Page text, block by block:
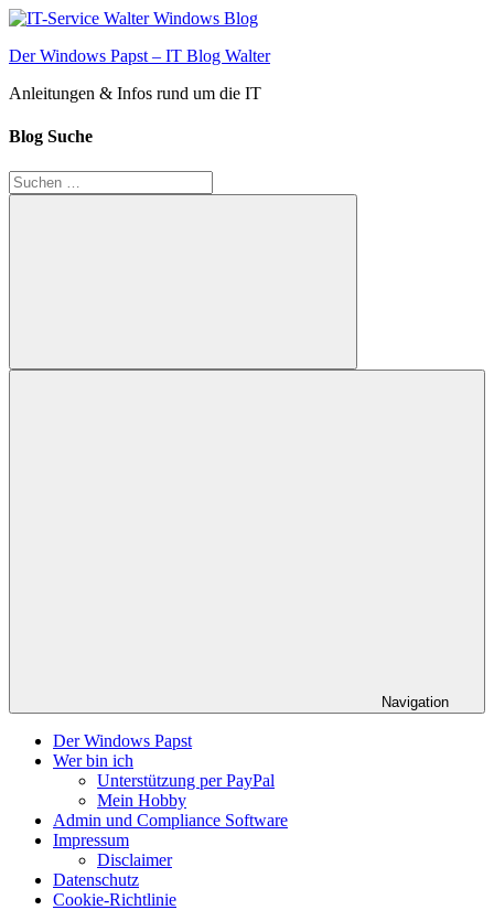
Zum
springen
Der Windows Papst – IT Blog Walter
Anleitungen & Infos rund um die IT
Blog Suche
Suchen
nach:
Suchen
Navigation
Der Windows Papst
Wer bin ich
Unterstützung per PayPal
Mein Hobby
Admin und Compliance Software
Impressum
Disclaimer
Datenschutz
Cookie-Richtlinie